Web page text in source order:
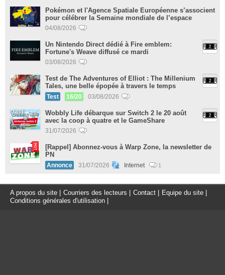
Pokémon et l'Agence Spatiale Européenne s’associent
pour célébrer la Semaine mondiale de l’espace
04/08/2026
Un Nintendo Direct dédié à Fire emblem:
Fortune's Weave diffusé ce mardi
03/08/2026
Test de The Adventures of Elliot : The Millenium
Tales, une belle épopée à travers le temps
Test 16/20 03/08/2026
Wobbly Life débarque sur Switch 2 le 20 août
avec la coop à quatre et le GameShare
31/07/2026
[Rappel] Abonnez-vous à Warp Zone, la newsletter de
PN
Annonce 31/07/2026 Internet 1
A propos du site Courriers des lecteurs Contact Equipe du site
Conditions générales d'utilisation